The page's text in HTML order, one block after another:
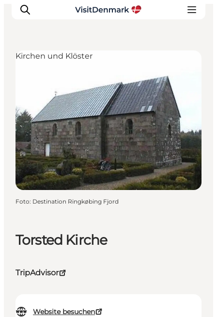
Regionen
Erlebnisse
Unterkünfte
Reiseplanung
Torsted Kirche
TripAdvisor
Website besuchen
Kirchen und Klöster
Foto: Destination Ringkøbing Fjord